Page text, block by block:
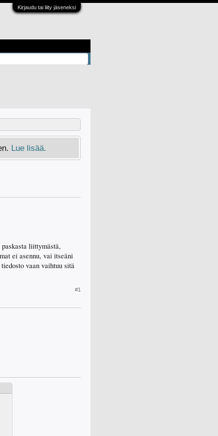
Kirjaudu tai liity jäseneksi
Lue lisää.
liittymästä,
ei asennu, vai itseäni
vaan vaihtuu sitä
#1